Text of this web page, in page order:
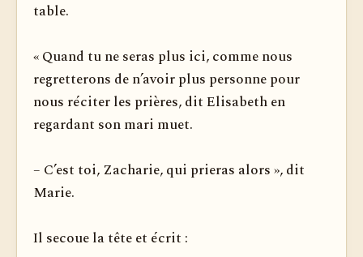
table.
« Quand tu ne seras plus ici, comme nous
regretterons de n’avoir plus personne pour
nous réciter les prières, dit Elisabeth en
regardant son mari muet.
– C’est toi, Zacharie, qui prieras alors », dit
Marie.
Il secoue la tête et écrit :